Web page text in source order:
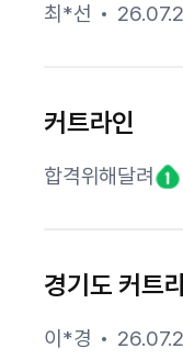
최*선
커트라인
합격위해달려
경기도 커트
이*경